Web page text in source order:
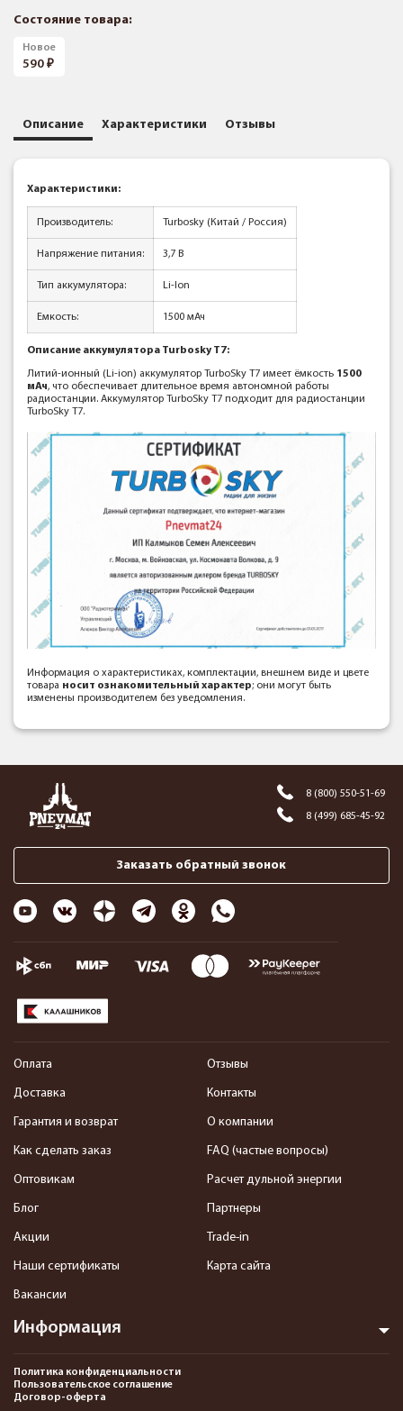
Состояние товара:
Новое
590
Описание Характеристики Отзывы
Характеристики:
Производитель: Turbosky (Китай / Россия)
Напряжение питания: 3,7 В
Тип аккумулятора: Li-Ion
Емкость: 1500 мАч
Описание аккумулятора Turbosky T7:
Литий-ионный (Li-ion) аккумулятор TurboSky T7 имеет ёмкость 1500
мАч, что обеспечивает длительное время автономной работы
радиостанции. Аккумулятор TurboSky T7 подходит для радиостанции
TurboSky T7.
Информация о характеристиках, комплектации, внешнем виде и цвете
товара носит ознакомительный характер; они могут быть
изменены производителем без уведомления.
8 (800) 550-51-69
8 (499) 685-45-92
Заказать обратный звонок
Информация
Оплата
Доставка
Гарантия и возврат
Как сделать заказ
Оптовикам
Блог
Акции
Наши сертификаты
Вакансии
Отзывы
Контакты
О компании
FAQ (частые вопросы)
Расчет дульной энергии
Партнеры
Trade-in
Карта сайта
Политика конфиденциальности
Пользовательское соглашение
Договор-оферта